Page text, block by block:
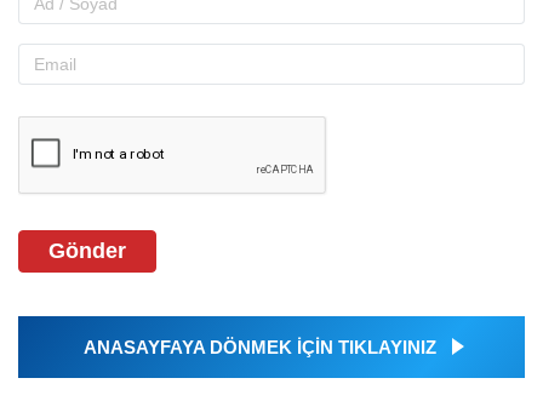
Gönder
ANASAYFAYA DÖNMEK İÇİN TIKLAYINIZ